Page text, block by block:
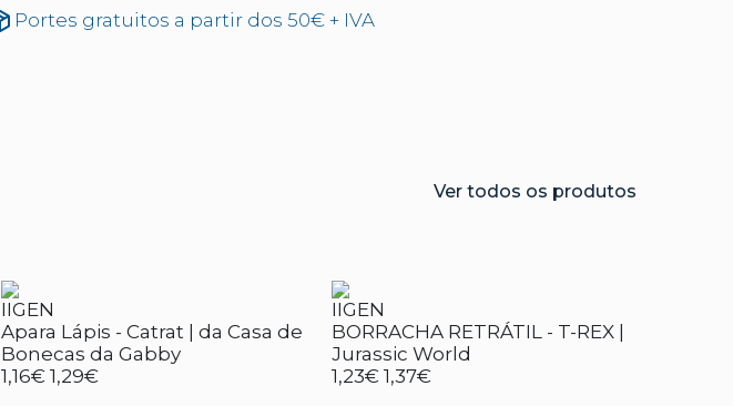
Portes gratuitos a partir dos 50€ + IVA
Ver todos os produtos
IIGEN
Apara Lápis - Catrat | da Casa de
Bonecas da Gabby
1,16€ 1,29€
IIGEN
BORRACHA RETRÁTIL - T-REX |
Jurassic World
1,23€ 1,37€